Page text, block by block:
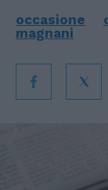
occasione
magnani